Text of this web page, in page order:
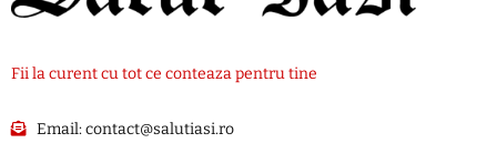
Fii la curent cu tot ce conteaza pentru tine
Email:contact@salutiasi.ro